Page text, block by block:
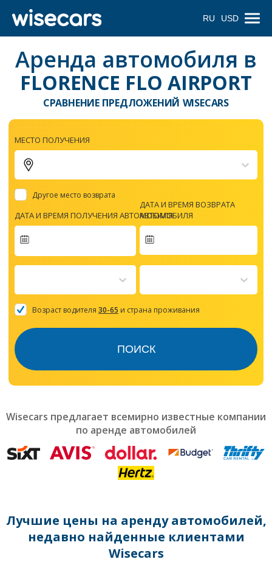
RU USD
Аренда автомобиля в
FLORENCE FLO AIRPORT
СРАВНЕНИЕ ПРЕДЛОЖЕНИЙ WISECARS
МЕСТО ПОЛУЧЕНИЯ
Другое место возврата
ДАТА И ВРЕМЯ ПОЛУЧЕНИЯ АВТОМОБИЛЯ
forward
with
the
and
mark
get
the
dates.
ДАТА И ВРЕМЯ ВОЗВРАТА
АВТОМОБИЛЯ
Возраст водителя 30-65 и страна проживания
ПОИСК
Wisecars предлагает всемирно известные компании
по аренде автомобилей
Лучшие цены на аренду автомобилей,
недавно найденные клиентами
Wisecars